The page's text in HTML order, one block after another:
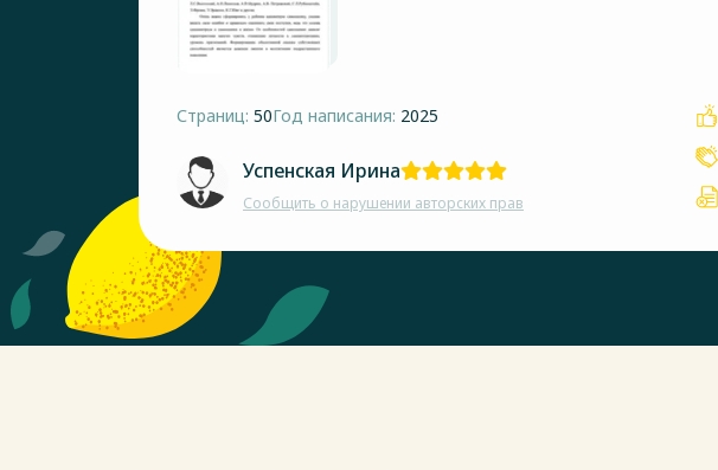
Страниц: 50Год написания: 2025
Успенская Ирина
Сообщить о нарушении авторских прав